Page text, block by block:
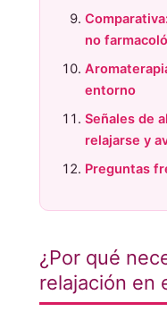
no
entorno
Señales de
relajarse y
Preguntas
¿Por qué
relajación en